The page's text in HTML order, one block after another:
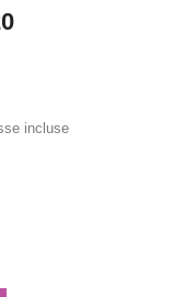
incluse